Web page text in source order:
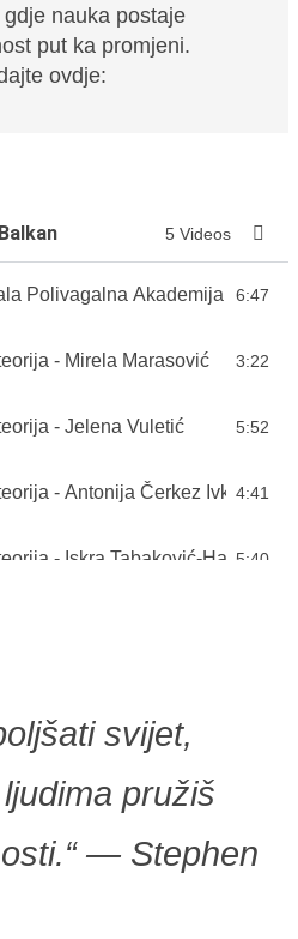
nauka postaje
put ka promjeni.
ovdje:
5 Videos
Polivagalna Akademija Balkan
6:47
- Mirela Marasović 3:22
- Jelena Vuletić 5:52
- Antonija Čerkez Ivković
4:41
- Iskra Tabaković-Hasić5:40
svijet,
pružiš
― Stephen